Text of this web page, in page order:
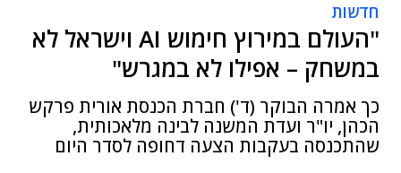
חדשות
"העולם במירוץ חימוש AI וישראל לא
במשחק – אפילו לא במגרש"
כך אמרה הבוקר (ד') חברת הכנסת אורית פרקש
הכהן, יו"ר ועדת המשנה לבינה מלאכותית,
שהתכנסה בעקבות הצעה דחופה לסדר היום